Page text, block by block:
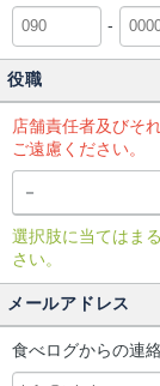
-
役職
店舗責任者及びそ
ご遠慮ください。
選択肢に当てはま
さい。
メールアドレス
食べログからの連